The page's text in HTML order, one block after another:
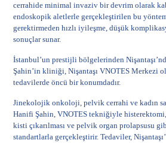
cerrahide minimal invaziv bir devrim olarak
endoskopik aletlerle gerçekleştirilen bu
gerektirmeden hızlı iyileşme, düşük
sonuçlar sunar.
İstanbul’un prestijli bölgelerinden
Şahin’in kliniği, Nişantaşı VNOTES Merkezi
tedavilerde öncü bir konumdadır.
Jinekolojik onkoloji, pelvik cerrahi ve kadın
Hanifi Şahin, VNOTES tekniğiyle
kisti çıkarılması ve pelvik organ prolapsusu
standartlarla gerçekleştirir. Tedaviler,